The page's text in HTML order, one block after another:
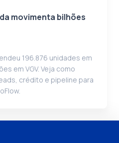
movimenta bilhões
196.876 unidades em
em VGV. Veja como
crédito e pipeline para